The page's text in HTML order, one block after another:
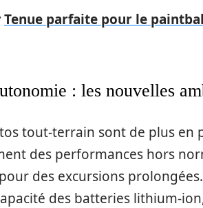
Tenue parfaite pour le
: les nouvelles
tout-terrain sont de plus en
des performances hors
des excursions
des batteries lithium-